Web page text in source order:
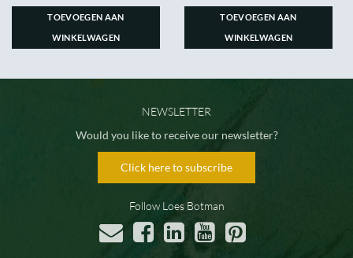
TOEVOEGEN AAN
WINKELWAGEN
TOEVOEGEN AAN
WINKELWAGEN
NEWSLETTER
Would you like to receive our newsletter?
Click here to subscribe
Follow Loes Botman